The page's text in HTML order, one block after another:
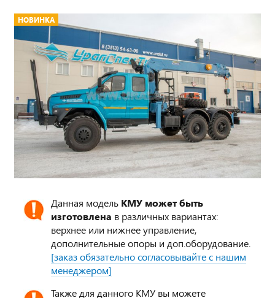
НОВИНКА
Данная модель КМУ может быть
изготовлена в различных вариантах:
верхнее или нижнее управление,
дополнительные опоры и доп.оборудование.
[заказ обязательно согласовывайте с нашим
менеджером]
Также для данного КМУ вы можете